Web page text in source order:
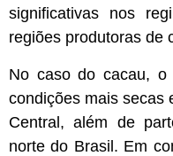
significativas nos
regiões produtoras de
No caso do cacau, o
condições mais secas
Central, além de
norte do Brasil. Em